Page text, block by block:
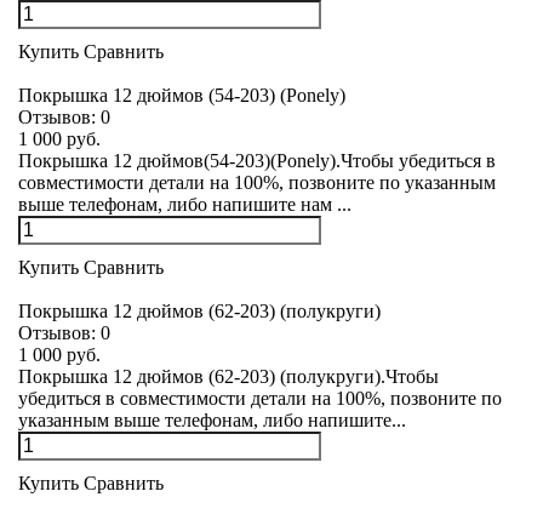
Купить Сравнить
Покрышка 12 дюймов (54-203) (Ponely)
Отзывов: 0
1 000 руб.
Покрышка 12 дюймов(54-203)(Ponely).Чтобы убедиться в
совместимости детали на 100%, позвоните по указанным
выше телефонам, либо напишите нам ...
Купить Сравнить
Покрышка 12 дюймов (62-203) (полукруги)
Отзывов: 0
1 000 руб.
Покрышка 12 дюймов (62-203) (полукруги).Чтобы
убедиться в совместимости детали на 100%, позвоните по
указанным выше телефонам, либо напишите...
Купить Сравнить